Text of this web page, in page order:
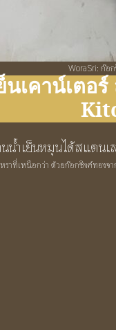
WoraSri: ก๊อ
เคาน์เตอร์
ราที่เหนือกว่า ด้วยก๊อกซิงค์ทองจา